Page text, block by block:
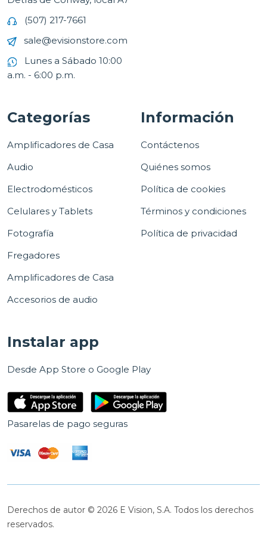
(507) 217-7661
sale@evisionstore.com
Lunes a Sábado 10:00
a.m. - 6:00 p.m.
Categorías
Amplificadores de Casa
Audio
Electrodomésticos
Celulares y Tablets
Fotografía
Fregadores
Amplificadores de Casa
Accesorios de audio
Información
Contáctenos
Quiénes somos
Política de cookies
Términos y condiciones
Política de privacidad
Instalar app
Desde App Store o Google Play
Pasarelas de pago seguras
Derechos de autor © 2026 E Vision, S.A. Todos los derechos
reservados.